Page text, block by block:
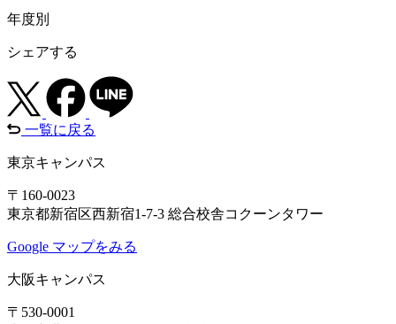
年度別
シェアする
一覧に戻る
東京キャンパス
〒160-0023
東京都新宿区西新宿1-7-3 総合校舎コクーンタワー
Google マップをみる
大阪キャンパス
〒530-0001